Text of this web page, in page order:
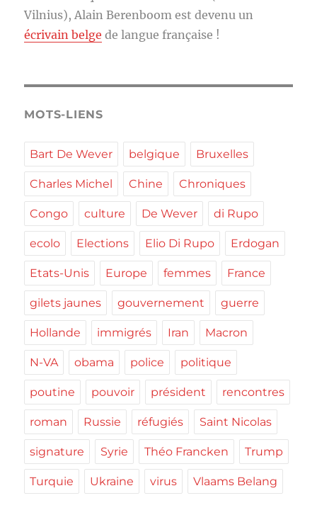
Vilnius), Alain Berenboom est devenu un
écrivain belge de langue française !
MOTS-LIENS
Bart De Wever belgique Bruxelles
Charles Michel Chine Chroniques
Congo culture De Wever di Rupo
ecolo Elections Elio Di Rupo Erdogan
Etats-Unis Europe femmes France
gilets jaunes gouvernement guerre
Hollande immigrés Iran Macron
N-VA obama police politique
poutine pouvoir président rencontres
roman Russie réfugiés Saint Nicolas
signature Syrie Théo Francken Trump
Turquie Ukraine virus Vlaams Belang